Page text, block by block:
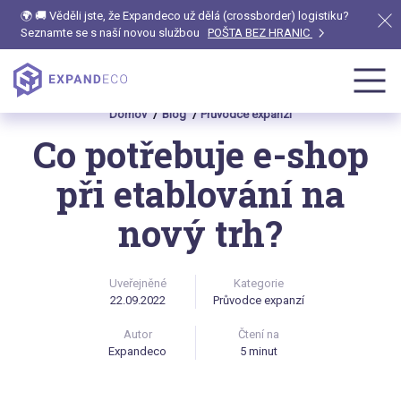
🌍 🚚 Věděli jste, že Expandeco už dělá (crossborder) logistiku?
Seznamte se s naší novou službou
POŠTA BEZ HRANIC
Domov Blog Průvodce expanzí
Co potřebuje e-shop
při etablování na
nový trh?
Uveřejněné
22.09.2022
Kategorie
Průvodce expanzí
Autor
Expandeco
Čtení na
5 minut